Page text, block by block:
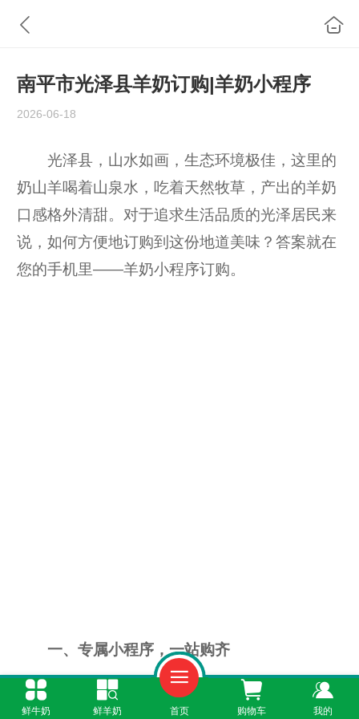
南平市光泽县羊奶订购|羊奶小程序
2026-06-18
光泽县，山水如画，生态环境极佳，这里的
奶山羊喝着山泉水，吃着天然牧草，产出的羊奶
口感格外清甜。对于追求生活品质的光泽居民来
说，如何方便地订购到这份地道美味？答案就在
您的手机里——羊奶小程序订购。
一、专属小程序，一站购齐
“鲜奶365”小程序是光泽县居民订奶的首选平
鲜牛奶 鲜羊奶 首页 购物车 我的